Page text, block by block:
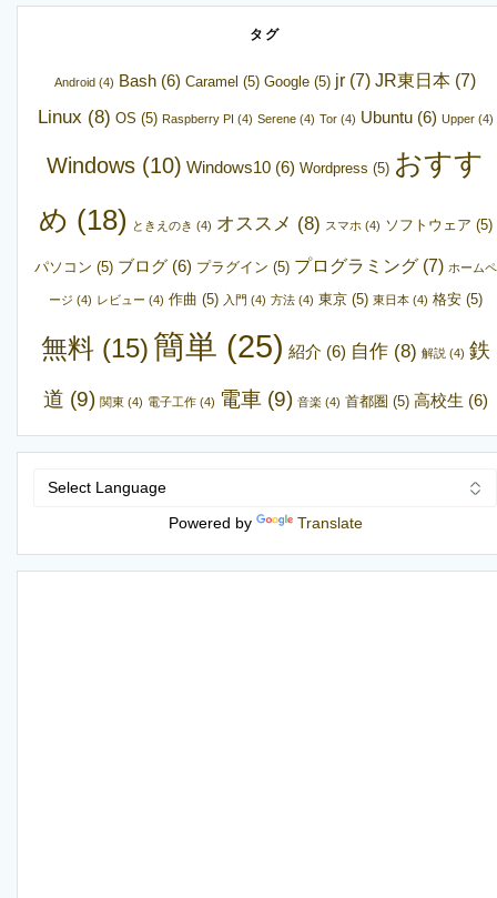
タグ
Android (4) Bash (6) Caramel (5) Google (5) jr (7) JR東日本 (7)
Linux (8) OS (5) Raspberry PI (4) Serene(4) Tor(4) Ubuntu(6) Upper(4)
Windows (10) Windows10 (6) Wordpress (5) おすす
め (18) ときえのき (4) オススメ (8) スマホ (4) ソフトウェア (5)
パソコン (5) ブログ(6) プラグイン (5) プログラミング(7) ホームペ
ージ (4) レビュー (4) 作曲 (5) 入門 (4) 方法(4) 東京(5) 東日本(4) 格安(5)
無料(15) 簡単 (25) 紹介 (6) 自作(8) 解説 (4) 鉄
道 (9) 関東(4) 電子工作(4) 電車(9) 音楽 (4) 首都圏 (5) 高校生 (6)
Powered by Translate